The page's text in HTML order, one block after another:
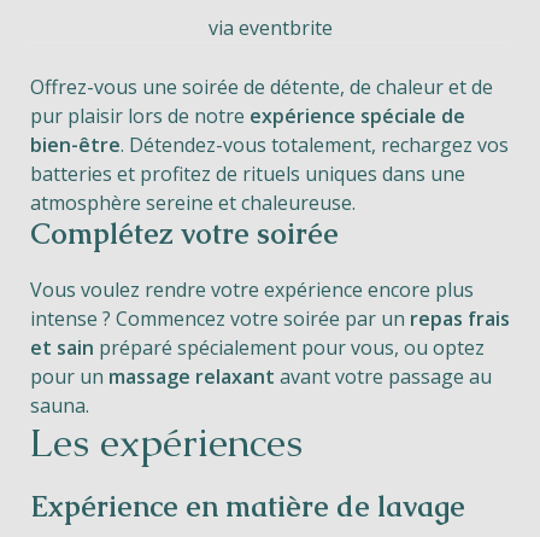
Apple App Store
Android Play Store
via eventbrite
Offrez-vous une soirée de détente, de chaleur et de
pur plaisir lors de notre expérience spéciale de
bien-être. Détendez-vous totalement, rechargez vos
batteries et profitez de rituels uniques dans une
atmosphère sereine et chaleureuse.
Complétez votre soirée
Vous voulez rendre votre expérience encore plus
intense ? Commencez votre soirée par un repas frais
et sain préparé spécialement pour vous, ou optez
pour un massage relaxant avant votre passage au
sauna.
Les expériences
Expérience en matière de lavage